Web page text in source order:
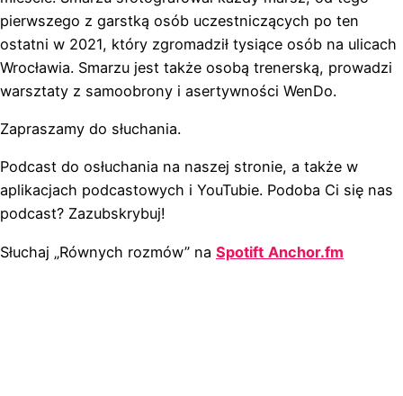
pierwszego z garstką osób uczestniczących po ten
ostatni w 2021, który zgromadził tysiące osób na ulicach
Wrocławia. Smarzu jest także osobą trenerską, prowadzi
warsztaty z samoobrony i asertywności WenDo.
Zapraszamy do słuchania.
Podcast do osłuchania na naszej stronie, a także w
aplikacjach podcastowych i YouTubie. Podoba Ci się nas
podcast? Zazubskrybuj!
Słuchaj „Równych rozmów” na Spotift Anchor.fm